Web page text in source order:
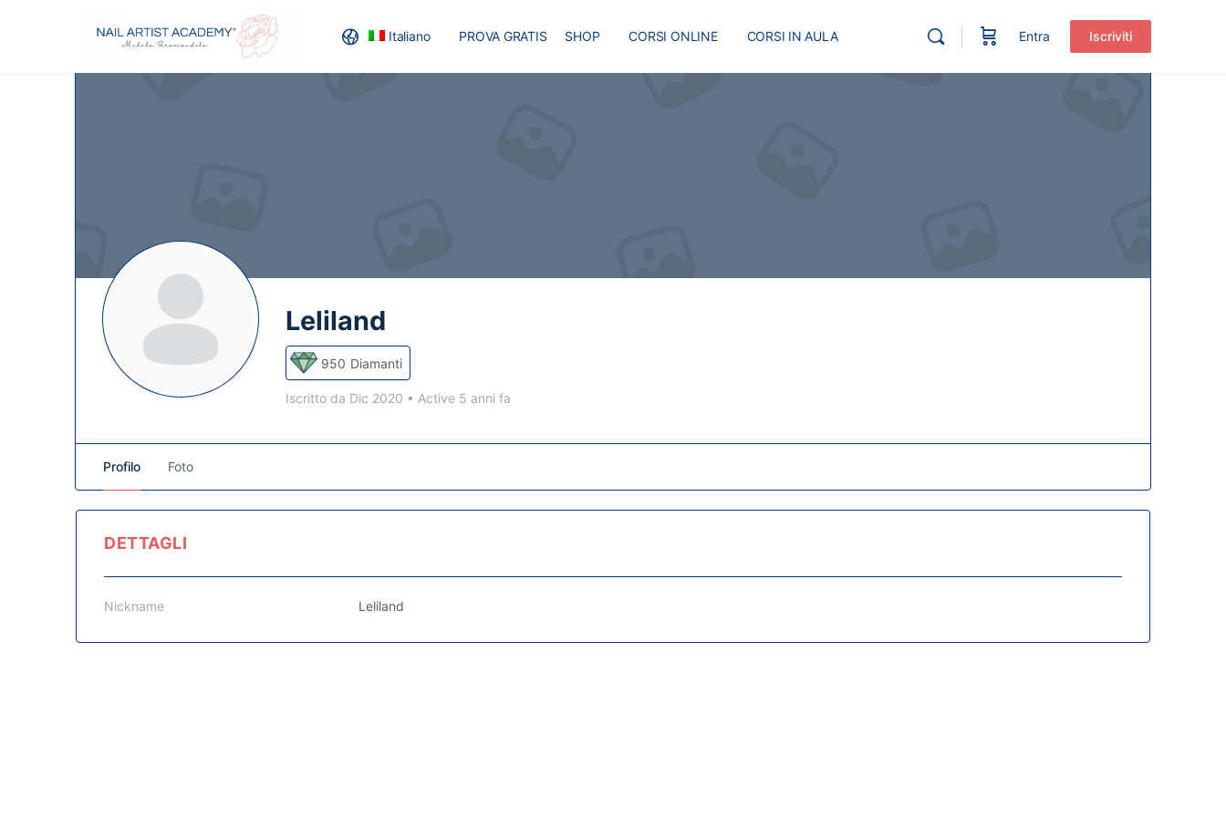
Italiano PROVA GRATIS SHOP CORSI ONLINE CORSI IN AULA Entra Iscriviti
Leliland
950 Diamanti
Iscritto da Dic 2020 • Active 5 anni fa
Profilo Foto
DETTAGLI
Nickname Leliland